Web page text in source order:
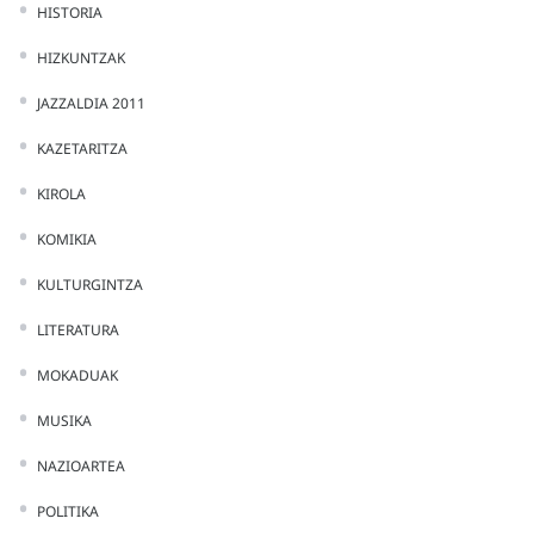
HISTORIA
HIZKUNTZAK
JAZZALDIA 2011
KAZETARITZA
KIROLA
KOMIKIA
KULTURGINTZA
LITERATURA
MOKADUAK
MUSIKA
NAZIOARTEA
POLITIKA